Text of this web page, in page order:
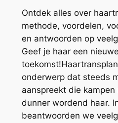
Ontdek alles over
methode, voordelen,
en antwoorden op
Geef je haar een nieuwe
onderwerp dat steeds
aanspreekt die
dunner wordend haar.
beantwoorden we